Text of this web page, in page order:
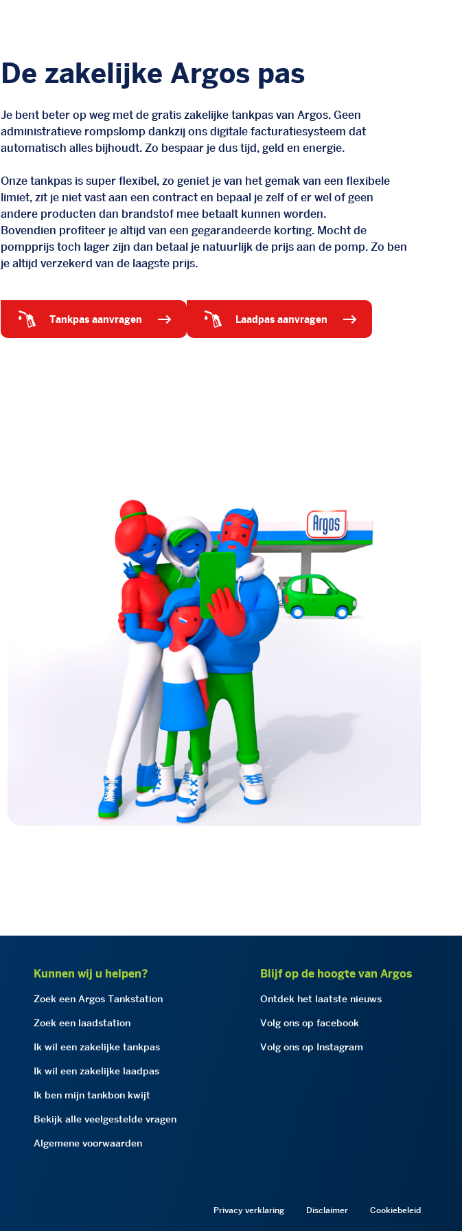
De zakelijke Argos pas
Je bent beter op weg met de gratis zakelijke tankpas van Argos. Geen
administratieve rompslomp dankzij ons digitale facturatiesysteem dat
automatisch alles bijhoudt. Zo bespaar je dus tijd, geld en energie.
Onze tankpas is super flexibel, zo geniet je van het gemak van een flexibele
limiet, zit je niet vast aan een contract en bepaal je zelf of er wel of geen
andere producten dan brandstof mee betaalt kunnen worden.
Bovendien profiteer je altijd van een gegarandeerde korting. Mocht de
pompprijs toch lager zijn dan betaal je natuurlijk de prijs aan de pomp. Zo ben
je altijd verzekerd van de laagste prijs.
tankpas aanvragen laadpas aanvragen
Kunnen wij u helpen?
Zoek een Argos Tankstation
Zoek een laadstation
Ik wil een zakelijke tankpas
Ik wil een zakelijke laadpas
Ik ben mijn tankbon kwijt
Bekijk alle veelgestelde vragen
Algemene voorwaarden
Blijf op de hoogte van Argos
Ontdek het laatste nieuws
Volg ons op facebook
Volg ons op Instagram
Privacy verklaring Disclaimer Cookiebeleid